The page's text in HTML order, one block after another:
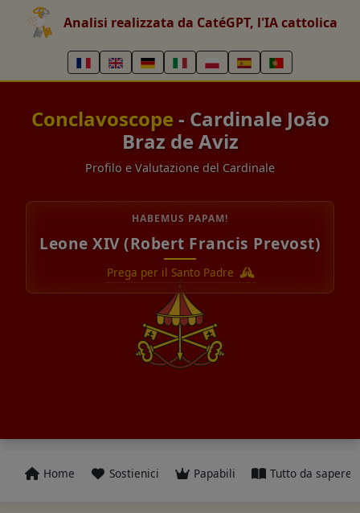
Analisi realizzata da CatéGPT, l'IA cattolica
Conclavoscope - Cardinale João
Braz de Aviz
Profilo e Valutazione del Cardinale
HABEMUS PAPAM!
Leone XIV (Robert Francis Prevost)
Prega per il Santo Padre
Home Sostienici Papabili Tutto da sapere